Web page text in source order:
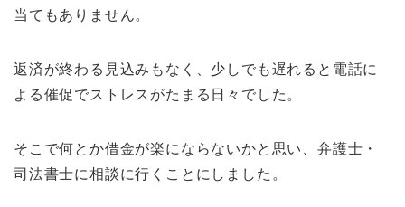
当てもありません。
返済が終わる見込みもなく、少しでも遅れると電話に
よる催促でストレスがたまる日々でした。
そこで何とか借金が楽にならないかと思い、弁護士・
司法書士に相談に行くことにしました。